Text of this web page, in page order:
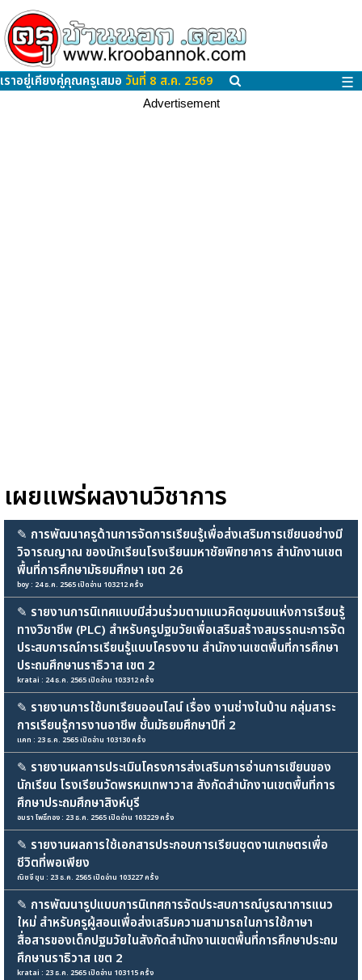
เราอยู่เคียงคู่คุณครูเสมอ วันที่ 8 ส.ค. 2569 ☰
Advertisement
เผยแพร่ผลงานวิชาการ
✎ การพัฒนาครูด้านการจัดการเรียนรู้เพื่อส่งเสริมการเขียนอย่างมี
วิจารณญาณ ของนักเรียนโรงเรียนมหาชัยพิทยาคาร สำนักงานเขต
พื้นที่การศึกษามัธยมศึกษา เขต 26
boy : 24 ธ.ค. 2565 เปิดอ่าน 103212 ครั้ง
✎ รายงานการนิเทศแบบมีส่วนร่วมตามแนวคิดชุมชนแห่งการเรียนรู้
ทางวิชาชีพ (PLC) สำหรับครูปฐมวัยเพื่อเสริมสร้างสมรรถนะการจัด
ประสบการณ์การเรียนรู้แบบโครงงาน สำนักงานเขตพื้นที่การศึกษา
ประถมศึกษานราธิวาส เขต 2
kratai : 24 ธ.ค. 2565 เปิดอ่าน 103312 ครั้ง
✎ รายงานการใช้บทเรียนออนไลน์ เรื่อง งานช่างในบ้าน กลุ่มสาระ
การเรียนรู้การงานอาชีพ ชั้นมัธยมศึกษาปีที่ 2
แคท : 23 ธ.ค. 2565 เปิดอ่าน 103130 ครั้ง
✎ รายงานผลการประเมินโครงการส่งเสริมการอ่านการเขียนของ
นักเรียน โรงเรียนวัดพรหมเทพาวาส สังกัดสำนักงานเขตพื้นที่การ
ศึกษาประถมศึกษาสิงห์บุรี
อมรา โพธิ์ทอง : 23 ธ.ค. 2565 เปิดอ่าน 103229 ครั้ง
✎ รายงานผลการใช้เอกสารประกอบการเรียนชุดงานเกษตรเพื่อ
ชีวิตที่พอเพียง
ณิชจี ขุน : 23 ธ.ค. 2565 เปิดอ่าน 103227 ครั้ง
✎ การพัฒนารูปแบบการนิเทศการจัดประสบการณ์บูรณาการแนว
ใหม่ สำหรับครูผู้สอนเพื่อส่งเสริมความสามารถในการใช้ภาษา
สื่อสารของเด็กปฐมวัยในสังกัดสำนักงานเขตพื้นที่การศึกษาประถม
ศึกษานราธิวาส เขต 2
kratai : 23 ธ.ค. 2565 เปิดอ่าน 103115 ครั้ง